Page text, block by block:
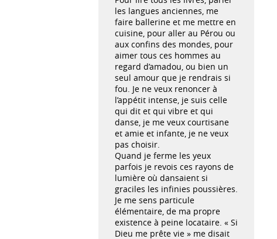
les langues anciennes, me
faire ballerine et me mettre en
cuisine, pour aller au Pérou ou
aux confins des mondes, pour
aimer tous ces hommes au
regard d’amadou, ou bien un
seul amour que je rendrais si
fou. Je ne veux renoncer à
l’appétit intense, je suis celle
qui dit et qui vibre et qui
danse, je me veux courtisane
et amie et infante, je ne veux
pas choisir.
Quand je ferme les yeux
parfois je revois ces rayons de
lumière où dansaient si
graciles les infinies poussières.
Je me sens particule
élémentaire, de ma propre
existence à peine locataire. « Si
Dieu me prête vie » me disait